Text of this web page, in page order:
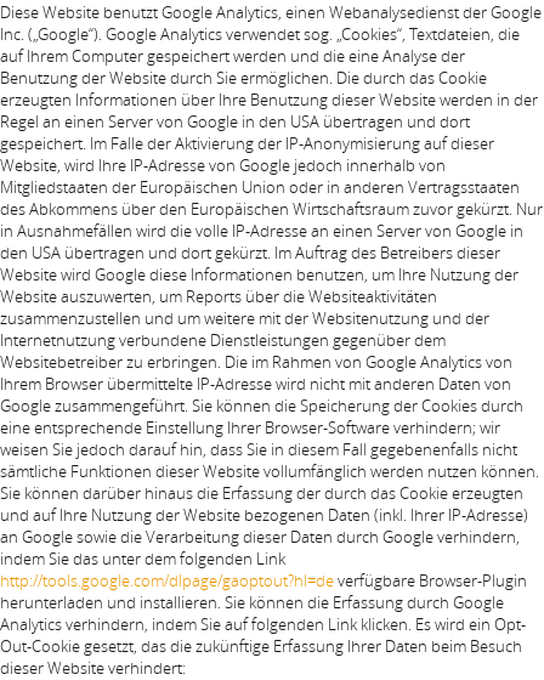
Diese Website benutzt Google Analytics, einen Webanalysedienst der Google
Inc. („Google“). Google Analytics verwendet sog. „Cookies“, Textdateien, die
auf Ihrem Computer gespeichert werden und die eine Analyse der
Benutzung der Website durch Sie ermöglichen. Die durch das Cookie
erzeugten Informationen über Ihre Benutzung dieser Website werden in der
Regel an einen Server von Google in den USA übertragen und dort
gespeichert. Im Falle der Aktivierung der IP-Anonymisierung auf dieser
Website, wird Ihre IP-Adresse von Google jedoch innerhalb von
Mitgliedstaaten der Europäischen Union oder in anderen Vertragsstaaten
des Abkommens über den Europäischen Wirtschaftsraum zuvor gekürzt. Nur
in Ausnahmefällen wird die volle IP-Adresse an einen Server von Google in
den USA übertragen und dort gekürzt. Im Auftrag des Betreibers dieser
Website wird Google diese Informationen benutzen, um Ihre Nutzung der
Website auszuwerten, um Reports über die Websiteaktivitäten
zusammenzustellen und um weitere mit der Websitenutzung und der
Internetnutzung verbundene Dienstleistungen gegenüber dem
Websitebetreiber zu erbringen. Die im Rahmen von Google Analytics von
Ihrem Browser übermittelte IP-Adresse wird nicht mit anderen Daten von
Google zusammengeführt. Sie können die Speicherung der Cookies durch
eine entsprechende Einstellung Ihrer Browser-Software verhindern; wir
weisen Sie jedoch darauf hin, dass Sie in diesem Fall gegebenenfalls nicht
sämtliche Funktionen dieser Website vollumfänglich werden nutzen können.
Sie können darüber hinaus die Erfassung der durch das Cookie erzeugten
und auf Ihre Nutzung der Website bezogenen Daten (inkl. Ihrer IP-Adresse)
an Google sowie die Verarbeitung dieser Daten durch Google verhindern,
indem Sie das unter dem folgenden Link
http://tools.google.com/dlpage/gaoptout?hl=deverfügbare Browser-Plugin
herunterladen und installieren. Sie können die Erfassung durch Google
Analytics verhindern, indem Sie auf folgenden Link klicken. Es wird ein Opt-
Out-Cookie gesetzt, das die zukünftige Erfassung Ihrer Daten beim Besuch
dieser Website verhindert: